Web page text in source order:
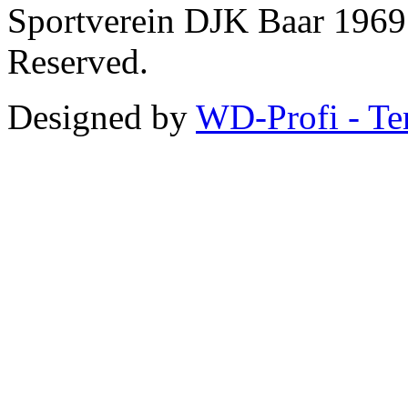
Sportverein DJK Baar
Reserved.
Designed by WD-Profi -